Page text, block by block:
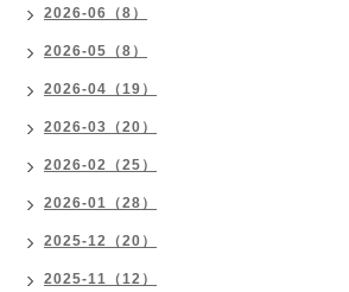
2026-06（8）
2026-05（8）
2026-04（19）
2026-03（20）
2026-02（25）
2026-01（28）
2025-12（20）
2025-11（12）